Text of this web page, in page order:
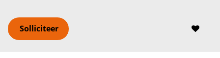
Solliciteer